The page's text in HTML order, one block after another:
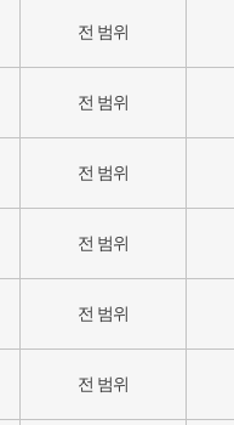
전 범위
전 범위
전 범위
전 범위
전 범위
전 범위